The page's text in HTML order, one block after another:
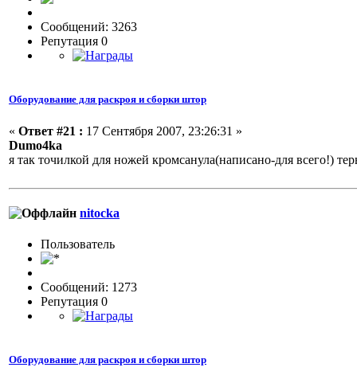
Сообщений: 3263
Репутация 0
Оборудование для раскроя и сборки штор
« Ответ #21 : 17 Сентября 2007, 23:26:31 »
Dumo4ka
я так точилкой для ножей кромсанула(написано-для всего!)
nitocka
Пользовaтeль
Сообщений: 1273
Репутация 0
Оборудование для раскроя и сборки штор